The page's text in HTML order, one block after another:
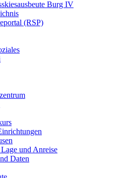
Burg IV
(RSP)
und Anreise
Daten